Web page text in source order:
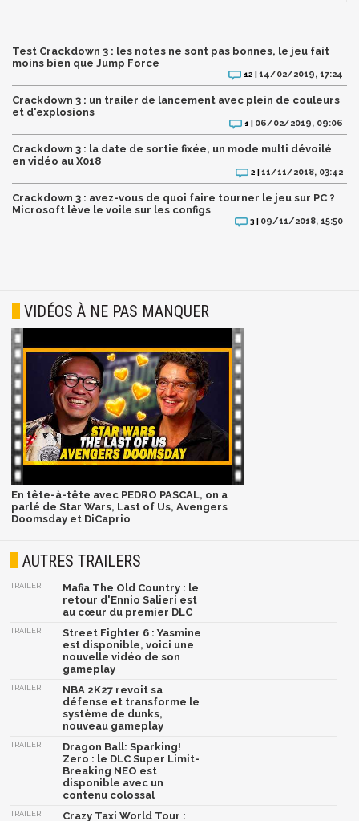
Test Crackdown 3 : les notes ne sont pas bonnes, le jeu fait
moins bien que Jump Force
12 | 14/02/2019, 17:24
Crackdown 3 : un trailer de lancement avec plein de couleurs
et d'explosions
1 | 06/02/2019, 09:06
Crackdown 3 : la date de sortie fixée, un mode multi dévoilé
en vidéo au X018
2 | 11/11/2018, 03:42
Crackdown 3 : avez-vous de quoi faire tourner le jeu sur PC ?
Microsoft lève le voile sur les configs
3 | 09/11/2018, 15:50
VIDÉOS À NE PAS MANQUER
En tête-à-tête avec PEDRO PASCAL, on a
parlé de Star Wars, Last of Us, Avengers
Doomsday et DiCaprio
AUTRES TRAILERS
TRAILER
Mafia The Old Country : le
retour d'Ennio Salieri est
au cœur du premier DLC
TRAILER
Street Fighter 6 : Yasmine
est disponible, voici une
nouvelle vidéo de son
gameplay
TRAILER
NBA 2K27 revoit sa
défense et transforme le
système de dunks,
nouveau gameplay
TRAILER
Dragon Ball: Sparking!
Zero : le DLC Super Limit-
Breaking NEO est
disponible avec un
contenu colossal
TRAILER Crazy Taxi World Tour :